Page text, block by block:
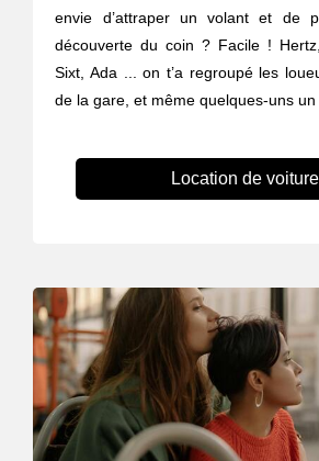
envie d’attraper un volant et de
découverte du coin ? Facile !
Sixt, Ada ... on t’a regroupé les
de la gare, et même quelques-uns un
Location de voiture